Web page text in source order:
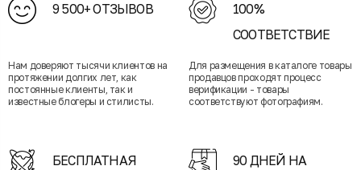
9 500+ ОТЗЫВОВ
Нам доверяют тысячи клиентов на
протяжении долгих лет, как
постоянные клиенты, так и
известные блогеры и стилисты.
100%
СООТВЕТСТВИЕ
Для размещения в каталоге товары
продавцов проходят процесс
верификации - товары
соответствуют фотографиям.
БЕСПЛАТНАЯ
90 ДНЕЙ НА